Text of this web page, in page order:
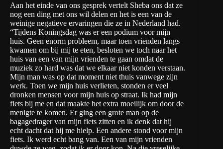
Aan het einde van ons gesprek vertelt Sheba ons dat ze
nog een ding met ons wil delen en het is een van de
weinige negatieve ervaringen die ze in Nederland had.
“Tijdens Koningsdag was er een podium voor mijn
huis. Geen enorm probleem, maar toen vrienden langs
kwamen om bij mij te eten, besloten we toch naar het
huis van een van mijn vrienden te gaan omdat de
muziek zo hard was dat we elkaar niet konden verstaan.
Mijn man was op dat moment niet thuis vanwege zijn
werk. Toen we mijn huis verlieten, stonden er veel
dronken mensen voor mijn huis op straat. Ik had mijn
fiets bij me en dat maakte het extra moeilijk om door de
menigte te komen. Er ging een grote man op de
bagagedrager van mijn fiets zitten en ik denk dat hij
echt dacht dat hij me hielp. Een andere stond voor mijn
fiets. Ik werd echt bang van. Een van mijn vrienden